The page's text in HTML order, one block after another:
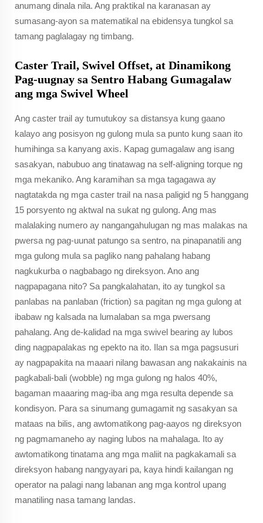
anumang dinala nila. Ang praktikal na karanasan ay
sumasang-ayon sa matematikal na ebidensya tungkol sa
tamang paglalagay ng timbang.
Caster Trail, Swivel Offset, at Dinamikong
Pag-uugnay sa Sentro Habang Gumagalaw
ang mga Swivel Wheel
Ang caster trail ay tumutukoy sa distansya kung gaano
kalayo ang posisyon ng gulong mula sa punto kung saan ito
humihinga sa kanyang axis. Kapag gumagalaw ang isang
sasakyan, nabubuo ang tinatawag na self-aligning torque ng
mga mekaniko. Ang karamihan sa mga tagagawa ay
nagtatakda ng mga caster trail na nasa paligid ng 5 hanggang
15 porsyento ng aktwal na sukat ng gulong. Ang mas
malalaking numero ay nangangahulugan ng mas malakas na
pwersa ng pag-uunat patungo sa sentro, na pinapanatili ang
mga gulong mula sa pagliko nang pahalang habang
nagkukurba o nagbabago ng direksyon. Ano ang
nagpapagana nito? Sa pangkalahatan, ito ay tungkol sa
panlabas na panlaban (friction) sa pagitan ng mga gulong at
ibabaw ng kalsada na lumalaban sa mga pwersang
pahalang. Ang de-kalidad na mga swivel bearing ay lubos
ding nagpapalakas ng epekto na ito. Ilan sa mga pagsusuri
ay nagpapakita na maaari nilang bawasan ang nakakainis na
pagkabali-bali (wobble) ng mga gulong ng halos 40%,
bagaman maaaring mag-iba ang mga resulta depende sa
kondisyon. Para sa sinumang gumagamit ng sasakyan sa
mataas na bilis, ang awtomatikong pag-aayos ng direksyon
ng pagmamaneho ay naging lubos na mahalaga. Ito ay
awtomatikong tinatama ang mga maliit na pagkakamali sa
direksyon habang nangyayari pa, kaya hindi kailangan ng
operator na palagi nang labanan ang mga kontrol upang
manatiling nasa tamang landas.